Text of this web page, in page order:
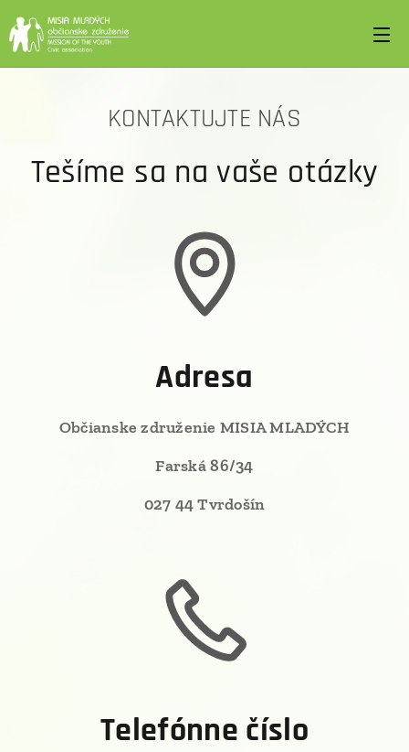
KONTAKTUJTE NÁS
Tešíme sa na vaše otázky
Adresa
Občianske združenie MISIA MLADÝCH
Farská 86/34
027 44 Tvrdošín
Telefónne číslo